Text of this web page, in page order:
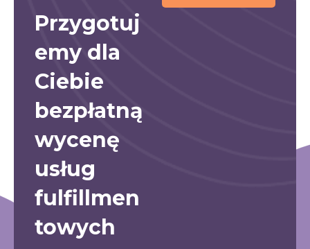
Przygotuj
emy dla
Ciebie
bezpłatną
wycenę
usług
fulfillmen
towych